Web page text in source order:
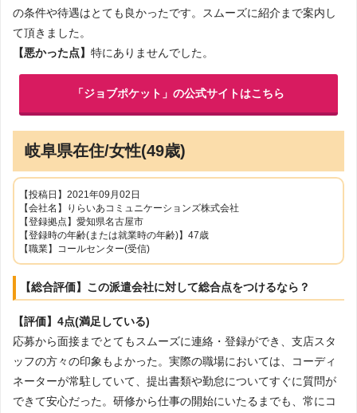
の条件や待遇はとても良かったです。スムーズに紹介まで案内し
て頂きました。
【悪かった点】 特にありませんでした。
「ジョブポケット」の公式サイトはこちら
岐阜県在住/女性(49歳)
【投稿日】2021年09月02日
【会社名】りらいあコミュニケーションズ株式会社
【登録拠点】愛知県名古屋市
【登録時の年齢(または就業時の年齢)】47歳
【職業】コールセンター(受信)
【総合評価】この派遣会社に対して総合点をつけるなら？
【評価】4点(満足している)
応募から面接までとてもスムーズに連絡・登録ができ、支店スタ
ッフの方々の印象もよかった。実際の職場においては、コーディ
ネーターが常駐していて、提出書類や勤怠についてすぐに質問が
できて安心だった。研修から仕事の開始にいたるまでも、常にコ